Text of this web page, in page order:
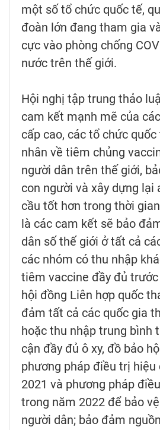
một số tổ chức quốc tế,
đoàn lớn đang tham gia
cực vào phòng chống
nước trên thế giới.
Hội nghị tập trung thảo
cam kết mạnh mẽ của
cấp cao, các tổ chức
nhân về tiêm chủng
người dân trên thế giới,
con người và xây dựng lại
cầu tốt hơn trong thời
là các cam kết sẽ bảo
dân số thế giới ở tất cả
các nhóm có thu nhập
tiêm vaccine đầy đủ
hội đồng Liên hợp quốc
đảm tất cả các quốc gia
hoặc thu nhập trung bình
cận đầy đủ ô xy, đồ bảo
phương pháp điều trị hiệu
2021 và phương pháp
trong năm 2022 để bảo
người dân; bảo đảm